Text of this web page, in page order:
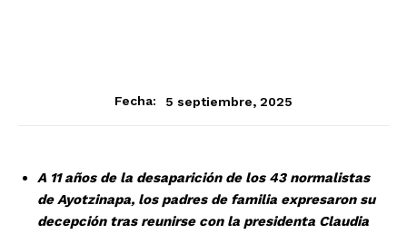
Fecha: 5 septiembre, 2025
A 11 años de la desaparición de los 43 normalistas
de Ayotzinapa, los padres de familia expresaron su
decepción tras reunirse con la presidenta Claudia